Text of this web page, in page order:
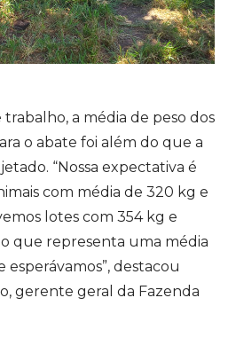
a média de peso dos
o abate foi além do que a
“Nossa expectativa é
com média de 320 kg e
lotes com 354 kg e
que representa uma média
esperávamos”, destacou
gerente geral da Fazenda